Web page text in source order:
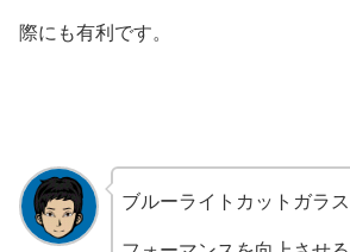
際にも有利です。
ブルーライトカットガラ